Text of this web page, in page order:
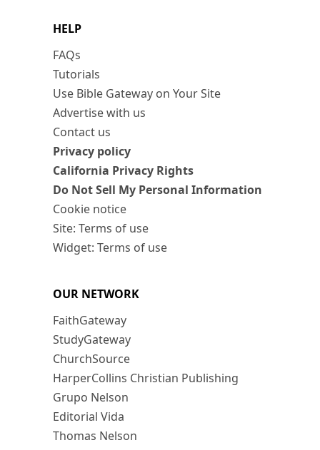
HELP
FAQs
Tutorials
Use Bible Gateway on Your Site
Advertise with us
Contact us
Privacy policy
California Privacy Rights
Do Not Sell My Personal Information
Cookie notice
Site: Terms of use
Widget: Terms of use
OUR NETWORK
FaithGateway
StudyGateway
ChurchSource
HarperCollins Christian Publishing
Grupo Nelson
Editorial Vida
Thomas Nelson